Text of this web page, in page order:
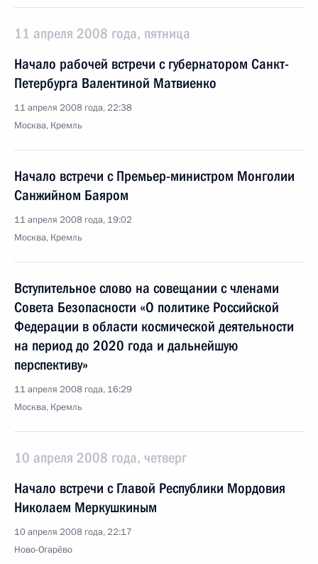
11 апреля 2008 года, пятница
Начало рабочей встречи с губернатором Санкт-
Петербурга Валентиной Матвиенко
11 апреля 2008 года, 22:38
Москва, Кремль
Начало встречи с Премьер-министром Монголии
Санжийном Баяром
11 апреля 2008 года, 19:02
Москва, Кремль
Вступительное слово на совещании с членами
Совета Безопасности «О политике Российской
Федерации в области космической деятельности
на период до 2020 года и дальнейшую
перспективу»
11 апреля 2008 года, 16:29
Москва, Кремль
10 апреля 2008 года, четверг
Начало встречи с Главой Республики Мордовия
Николаем Меркушкиным
10 апреля 2008 года, 22:17
Ново-Огарёво